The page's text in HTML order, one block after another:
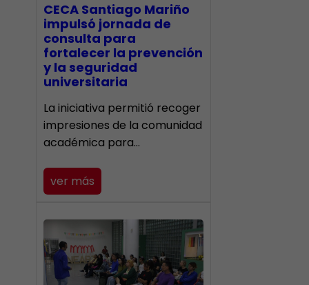
CECA Santiago Mariño
impulsó jornada de
consulta para
fortalecer la prevención
y la seguridad
universitaria
La iniciativa permitió recoger
impresiones de la comunidad
académica para…
ver más